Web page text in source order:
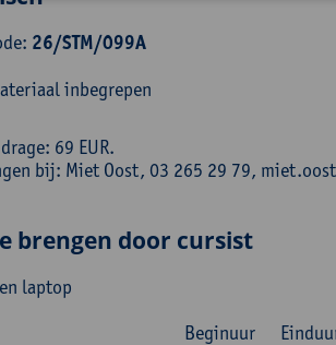
26/STM/099A
inbegrepen
69 EUR.
bij: Miet Oost, 03 265 29 79,
brengen door cursist
laptop
Beginuur